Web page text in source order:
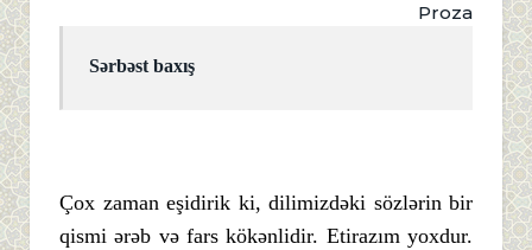
Proza
Sərbəst baxış
Çox zaman eşidirik ki, dilimizdəki sözlərin bir
qismi ərəb və fars kökənlidir. Etirazım yoxdur.